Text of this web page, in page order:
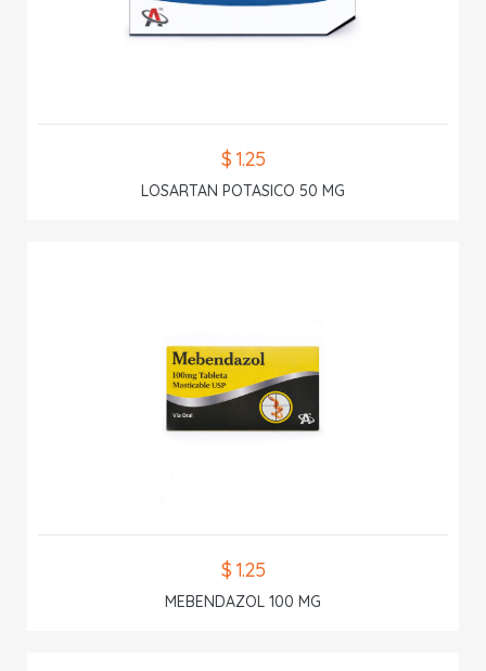
$ 1.25
LOSARTAN POTASICO 50 MG
$ 1.25
MEBENDAZOL 100 MG